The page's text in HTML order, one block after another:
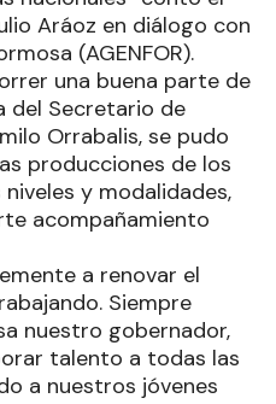
Aráoz en diálogo con
(AGENFOR).
una buena parte de
del Secretario de
Orrabalis, se pudo
producciones de los
y modalidades,
acompañamiento
a renovar el
Siempre
nuestro gobernador,
talento a todas las
a nuestros jóvenes